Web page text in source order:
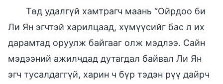
Төд удалгүй хамтрагч маань “Ойрдоо би
Ли Ян эгчтэй харилцаад, хүмүүсийг бас л их
дарамтад оруулж байгааг олж мэдлээ. Сайн
мэдээний ажилчдад дутагдал байвал Ли Ян
эгч тусалдаггүй, харин ч бүр тэдэн рүү дайрч